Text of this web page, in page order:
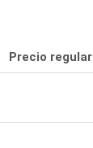
Precio regular